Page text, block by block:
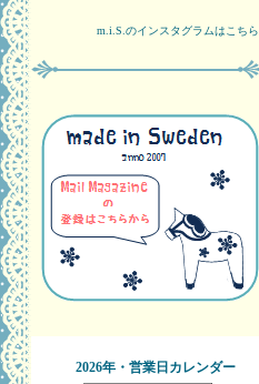
m.i.S.のインスタグラムはこちら
2026年・営業日カレンダー